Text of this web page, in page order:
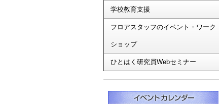
学校教育支援
フロアスタッフのイベント・ワーク
ショップ
ひとはく研究員Webセミナー